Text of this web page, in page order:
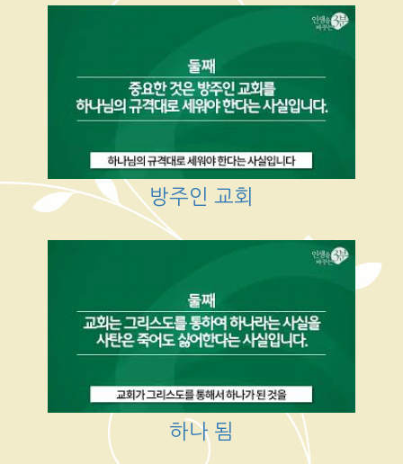
방주인 교회
하나 됨